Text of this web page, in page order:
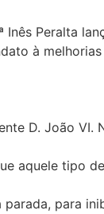
Peralta
à
D. João VI.
aquele tipo
para